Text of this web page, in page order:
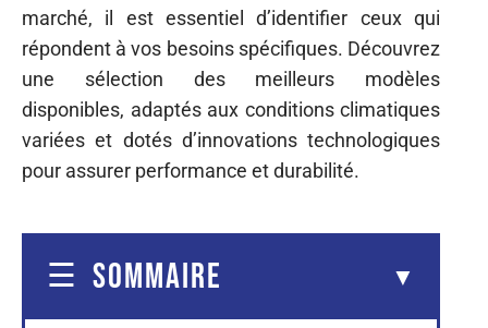
marché, il est essentiel d’identifier ceux qui
répondent à vos besoins spécifiques. Découvrez
une sélection des meilleurs modèles
disponibles, adaptés aux conditions climatiques
variées et dotés d’innovations technologiques
pour assurer performance et durabilité.
SOMMAIRE